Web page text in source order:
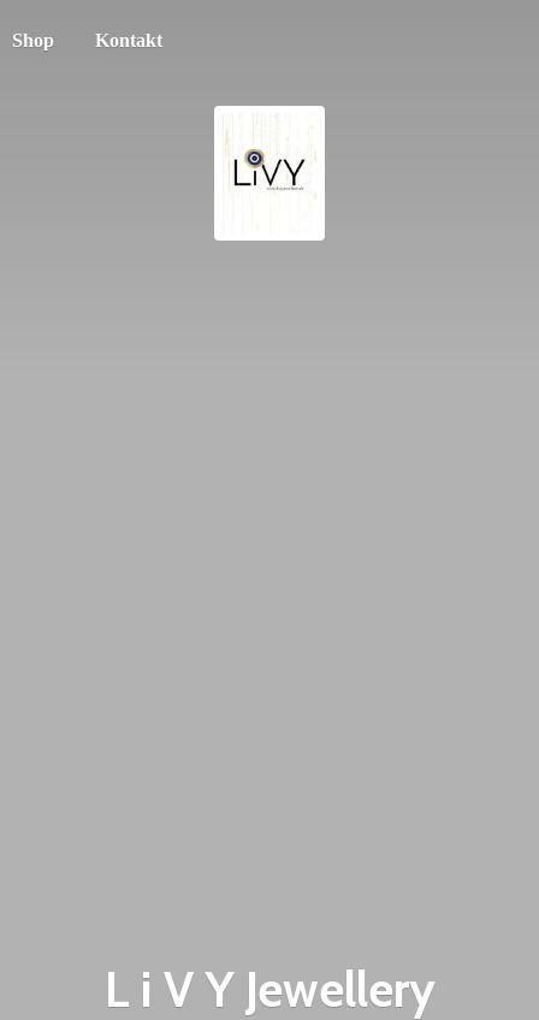
Shop Kontakt
L i VY Jewellery